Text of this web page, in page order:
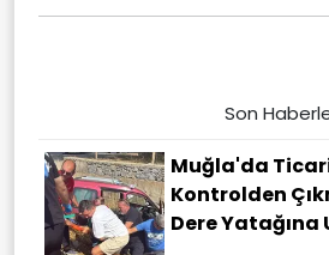
Son
Muğla'da
Kontrolden
Dere Yatağına